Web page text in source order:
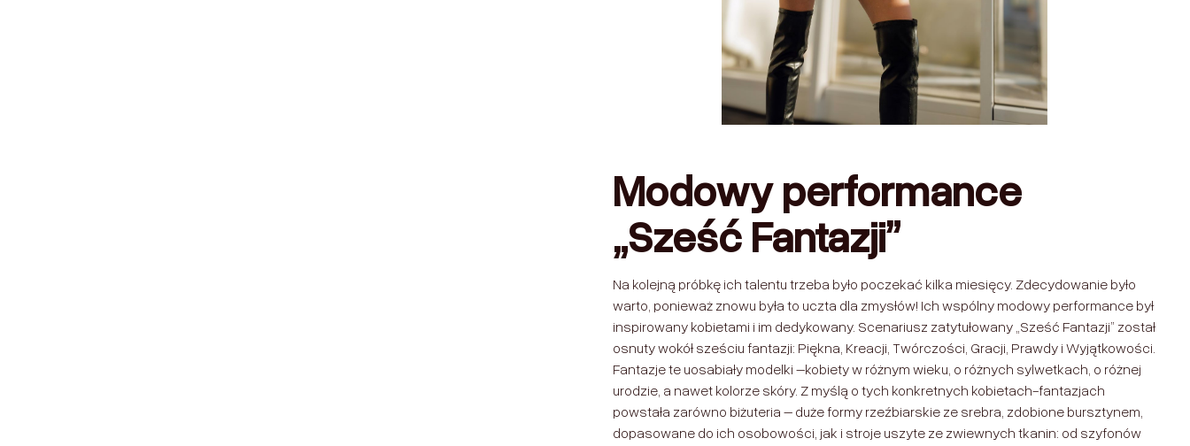
Modowy performance
„Sześć Fantazji”
Na kolejną próbkę ich talentu trzeba było poczekać kilka miesięcy. Zdecydowanie było
warto, ponieważ znowu była to uczta dla zmysłów! Ich wspólny modowy performance był
inspirowany kobietami i im dedykowany. Scenariusz zatytułowany „Sześć Fantazji” został
osnuty wokół sześciu fantazji: Piękna, Kreacji, Twórczości, Gracji, Prawdy i Wyjątkowości.
Fantazje te uosabiały modelki –kobiety w różnym wieku, o różnych sylwetkach, o różnej
urodzie, a nawet kolorze skóry. Z myślą o tych konkretnych kobietach-fantazjach
powstała zarówno biżuteria – duże formy rzeźbiarskie ze srebra, zdobione bursztynem,
dopasowane do ich osobowości, jak i stroje uszyte ze zwiewnych tkanin: od szyfonów